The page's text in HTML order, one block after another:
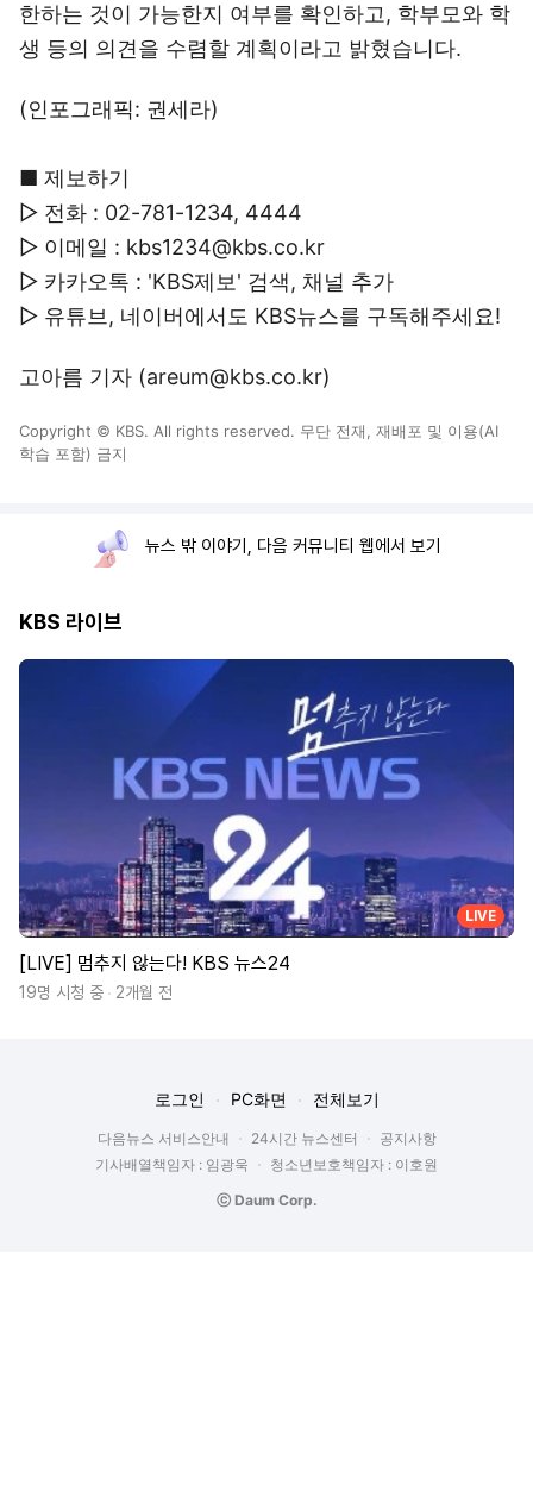
한하는 것이 가능한지 여부를 확인하고, 학부모와 학
생 등의 의견을 수렴할 계획이라고 밝혔습니다.
(인포그래픽: 권세라)
■ 제보하기
▷ 전화 : 02-781-1234, 4444
▷ 이메일 : kbs1234@kbs.co.kr
▷ 카카오톡 : 'KBS제보' 검색, 채널 추가
▷ 유튜브, 네이버에서도 KBS뉴스를 구독해주세요!
고아름 기자 (areum@kbs.co.kr)
Copyright © KBS. All rights reserved. 무단 전재, 재배포 및 이용(AI
학습 포함) 금지
뉴스 밖 이야기, 다음 커뮤니티 웹에서 보기
KBS 라이브
LIVE
[LIVE] 멈추지 않는다! KBS 뉴스24
19명 시청 중 2개월 전
로그인 PC화면 전체보기
다음뉴스 서비스안내 24시간 뉴스센터
공지사항
기사배열책임자 : 임광욱
청소년보호책임자 : 이호원
ⓒ Daum Corp.